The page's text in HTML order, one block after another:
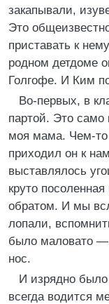
закапывали,
Это
приставать к
родном детдоме
Голгофе. И Ким
Во-первых, в
партой. Это
моя мама. Чем-то
приходил он к
выставлялось
круто
обратом. И мы
лопали,
было маловато —
нос.
И изрядно было
всегда водится